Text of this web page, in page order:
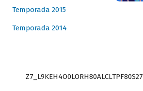
Temporada 2015
Temporada 2014
Z7_L9KEH4O0LORH80ALCLTPF80S27